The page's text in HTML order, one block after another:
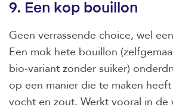
9. Een kop bouillon
Geen verrassende choice, wel
Een mok hete bouillon
bio-variant zonder suiker)
op een manier die te maken
vocht en zout. Werkt vooral in de